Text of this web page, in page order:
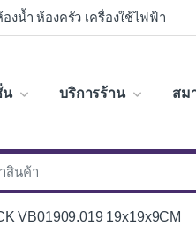
งน้ำ ห้องครัว เครื่องใช้ไฟฟ้า
น บริการร้าน สม
VB01909.019 19x19x9CM